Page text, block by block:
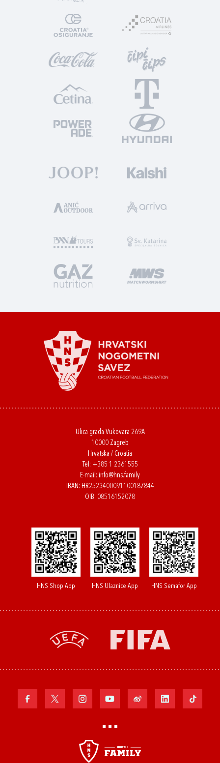
Ulica grada Vukovara 269A
10000 Zagreb
Hrvatska / Croatia
Tel: +385 1 2361555
E-mail: info@hns.family
IBAN: HR2523400091100187844
OIB: 08516152078
HNS Shop App HNS Ulaznice App HNS Semafor App